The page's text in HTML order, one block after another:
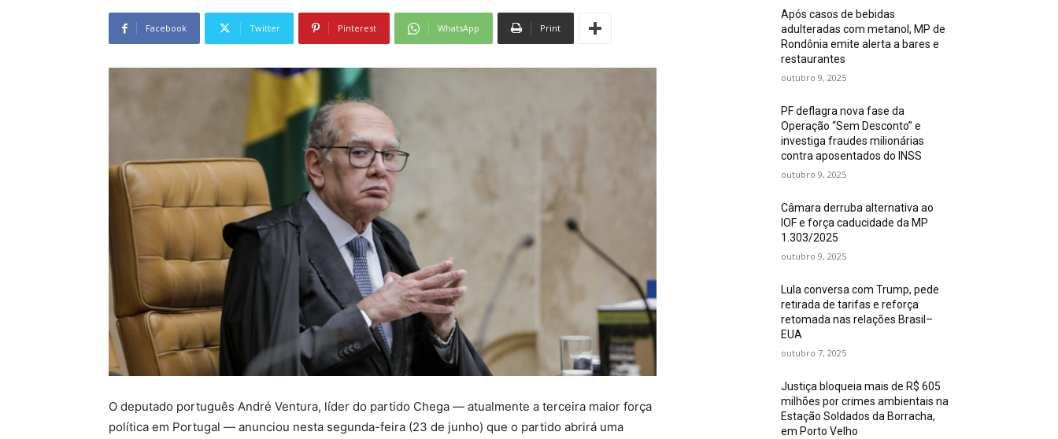
Facebook Twitter Pinterest WhatsApp Print
O deputado português André Ventura, líder do partido Chega — atualmente a terceira maior força
política em Portugal — anunciou nesta segunda-feira (23 de junho) que o partido abrirá uma
Após casos de bebidas
adulteradas com metanol, MP de
Rondônia emite alerta a bares e
restaurantes
outubro 9, 2025
PF deflagra nova fase da
Operação “Sem Desconto” e
investiga fraudes milionárias
contra aposentados do INSS
outubro 9, 2025
Câmara derruba alternativa ao
IOF e força caducidade da MP
1.303/2025
outubro 9, 2025
Lula conversa com Trump, pede
retirada de tarifas e reforça
retomada nas relações Brasil–
EUA
outubro 7, 2025
Justiça bloqueia mais de R$ 605
milhões por crimes ambientais na
Estação Soldados da Borracha,
em Porto Velho